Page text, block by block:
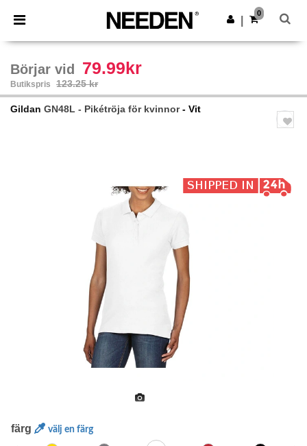
× Needen-app
Bättre priser i appen!
Hämta app
0
Börjar vid 79.99kr
Butikspris 123.25 kr
Gildan GN48L - Pikétröja för kvinnor- Vit
färg välj en färg